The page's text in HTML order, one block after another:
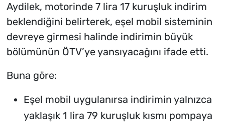
Aydilek, motorinde 7 lira 17 kuruşluk indirim
beklendiğini belirterek, eşel mobil sisteminin
devreye girmesi halinde indirimin büyük
bölümünün ÖTV’ye yansıyacağını ifade etti.
Buna göre:
Eşel mobil uygulanırsa indirimin yalnızca
yaklaşık 1 lira 79 kuruşluk kısmı pompaya